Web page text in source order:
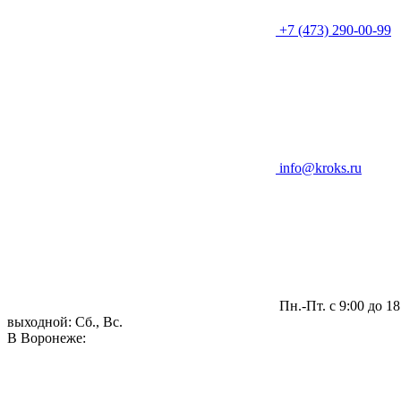
+7 (473) 290-00-99
info@kroks.ru
Пн.-Пт. с 9:00 до
выходной: Сб., Вс.
В Воронеже: